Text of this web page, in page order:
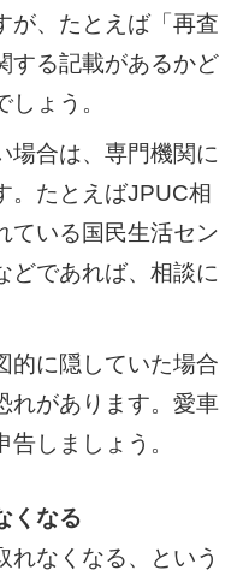
が、たとえば「再査
する記載があるかど
ょう。
場合は、専門機関に
。たとえばJPUC相
ている国民生活セン
どであれば、相談に
的に隠していた場合
れがあります。愛車
しましょう。
くなる
れなくなる、という